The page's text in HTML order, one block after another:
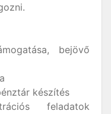
bejövő
készítés
feladatok